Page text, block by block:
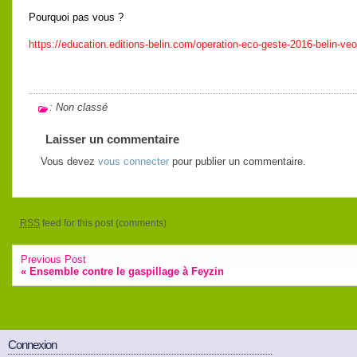
Pourquoi pas vous ?
https://education.editions-belin.com/operation-eco-geste-2016-belin-
: Non classé
Laisser un commentaire
Vous devez vous connecter pour publier un commentaire.
RSS feed for this post (comments)
Previous Post
« Ensemble contre le gaspillage à Feyzin
Connexion